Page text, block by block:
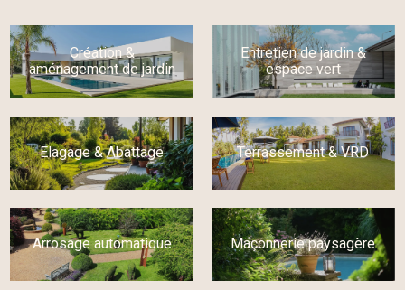
Création &
aménagement de jardin
Entretien de jardin &
espace vert
Elagage & Abattage Terrassement & VRD
Arrosage automatique Maçonnerie paysagère